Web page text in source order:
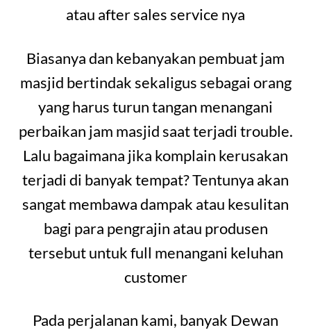
atau after sales service nya
Biasanya dan kebanyakan pembuat jam
masjid bertindak sekaligus sebagai orang
yang harus turun tangan menangani
perbaikan jam masjid saat terjadi trouble.
Lalu bagaimana jika komplain kerusakan
terjadi di banyak tempat? Tentunya akan
sangat membawa dampak atau kesulitan
bagi para pengrajin atau produsen
tersebut untuk full menangani keluhan
customer
Pada perjalanan kami, banyak Dewan